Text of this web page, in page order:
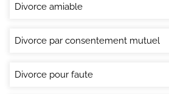
Divorce amiable
Divorce par consentement mutuel
Divorce pour faute